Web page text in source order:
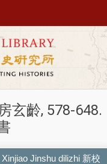
玄齡, 578-648.
Jinshu dilizhi 新校